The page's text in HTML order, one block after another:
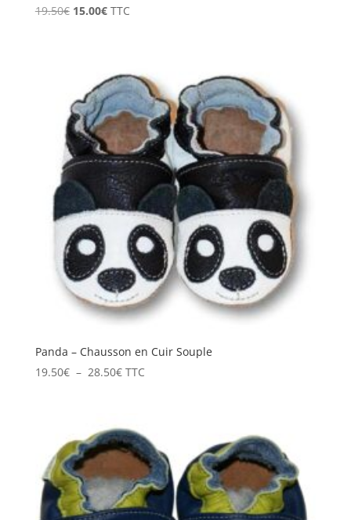
19.50€ Le
19.50€.
15.00€Le
15.00€.
TTC
Panda – Chausson en Cuir Souple
19.50€ – 28.50€Plage
19.50€
à
28.50€
TTC